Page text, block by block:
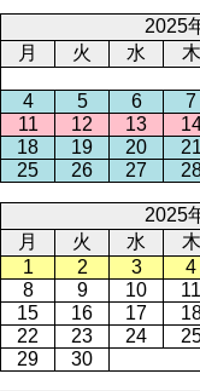
2025
月
火 水 木
4
5 6 7
11
12 13
18
19 20 21
25
26 27
2025
月
火 水 木
1
2 3 4
8
9 10 11
15
16 17
22
23 24
29
30